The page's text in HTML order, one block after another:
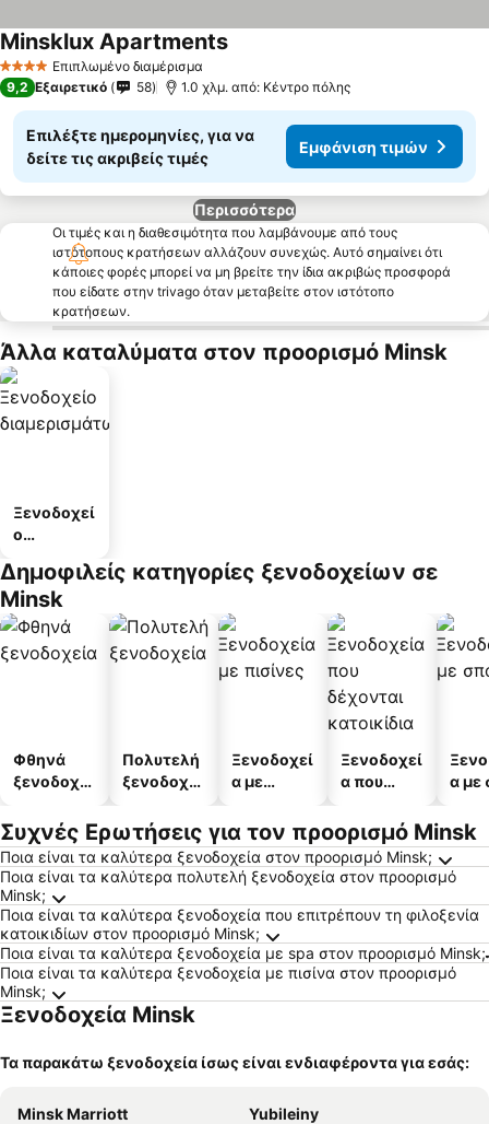
4 ΑστέριαΕπιπλωμένο διαμέρισμα
Minsklux ApartmentsΕμφάνιση τιμών
9,2 Εξαιρετικό 58 1.0 χλμ. από: Κέντρο πόλης
Επιλέξτε ημερομηνίες, για να
δείτε τις ακριβείς τιμές
Εμφάνιση τιμών
Περισσότερα
Οι τιμές και η διαθεσιμότητα που λαμβάνουμε από τους
ιστότοπους κρατήσεων αλλάζουν συνεχώς. Αυτό σημαίνει ότι
κάποιες φορές μπορεί να μη βρείτε την ίδια ακριβώς προσφορά
που είδατε στην trivago όταν μεταβείτε στον ιστότοπο
κρατήσεων.
Άλλα καταλύματα στον προορισμό Minsk
Ξενοδοχεί
ο
άτων
Δημοφιλείς κατηγορίες ξενοδοχείων σε
Minsk
Φθηνά
ξενοδοχεί
Πολυτελή
ξενοδοχεί
Ξενοδοχεί
α με
Ξενοδοχεί
α που
κατοικίδι
α
α με
Συχνές Ερωτήσεις για τον προορισμό Minsk
Ποια είναι τα καλύτερα ξενοδοχεία στον προορισμό Minsk;
Ποια είναι τα καλύτερα πολυτελή ξενοδοχεία στον προορισμό
Minsk;
Ποια είναι τα καλύτερα ξενοδοχεία που επιτρέπουν τη φιλοξενία
κατοικιδίων στον προορισμό Minsk;
Ποια είναι τα καλύτερα ξενοδοχεία με spa στον προορισμό Minsk;
Ποια είναι τα καλύτερα ξενοδοχεία με πισίνα στον προορισμό
Minsk;
Ξενοδοχεία Minsk
Τα παρακάτω ξενοδοχεία ίσως είναι ενδιαφέροντα για εσάς:
Minsk Marriott
Yubileiny